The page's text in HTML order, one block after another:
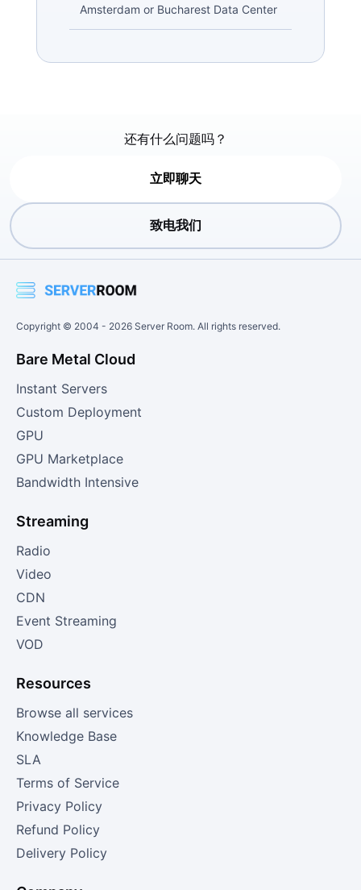
Amsterdam or Bucharest Data Center
还有什么问题吗？
立即聊天
致电我们
Copyright © 2004 - 2026 Server Room. All rights reserved.
Bare Metal Cloud
Instant Servers
Custom Deployment
GPU
GPU Marketplace
Bandwidth Intensive
Streaming
Radio
Video
CDN
Event Streaming
VOD
Resources
Browse all services
Knowledge Base
SLA
Terms of Service
Privacy Policy
Refund Policy
Delivery Policy